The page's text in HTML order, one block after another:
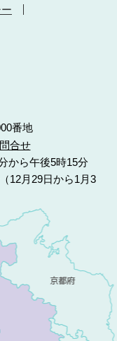
番地
合せ
から午後5時15分
12月29日から1月3